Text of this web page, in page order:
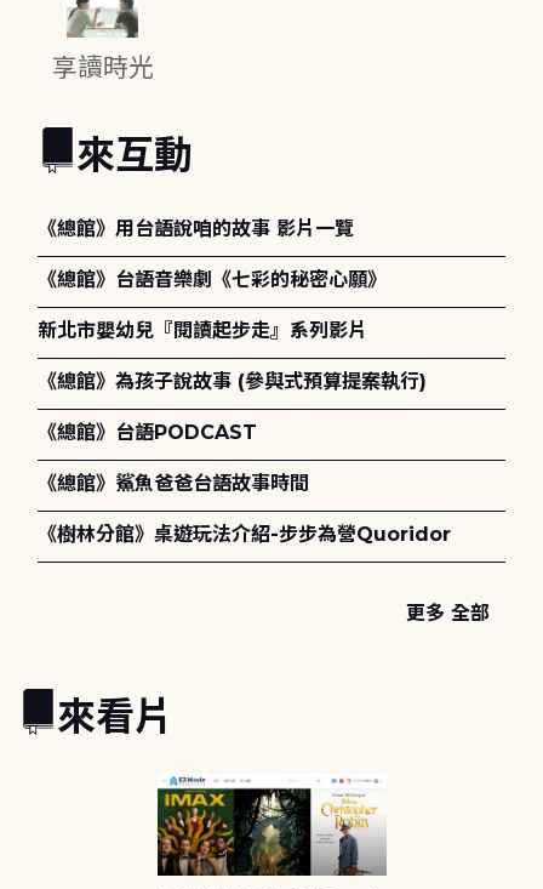
享讀時光
來互動
《總館》用台語說咱的故事 影片一覽
《總館》台語音樂劇《七彩的秘密心願》
新北市嬰幼兒『閱讀起步走』系列影片
《總館》為孩子說故事 (參與式預算提案執行)
《總館》台語PODCAST
《總館》鯊魚爸爸台語故事時間
《樹林分館》桌遊玩法介紹-步步為營Quoridor
更多 全部
來看片